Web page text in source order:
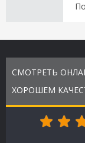
СМОТРЕТЬ
ХОРОШЕМ